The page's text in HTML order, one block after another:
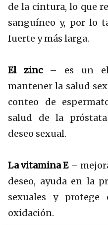
de la cintura, lo que
sanguíneo y, por lo
fuerte y más larga.
El zinc– es un
mantener la salud
conteo de
salud de la
deseo sexual.
La vitamina E–
deseo, ayuda en la
sexuales y protege
oxidación.